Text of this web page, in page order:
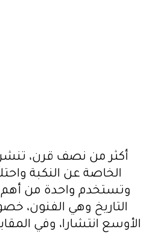
أكثر من نصف قرن، تنشر
الخاصة عن النكبة
وتستخدم واحدة من أهم
التاريخ وهي الفنون،
الأوسع انتشارا، وفي